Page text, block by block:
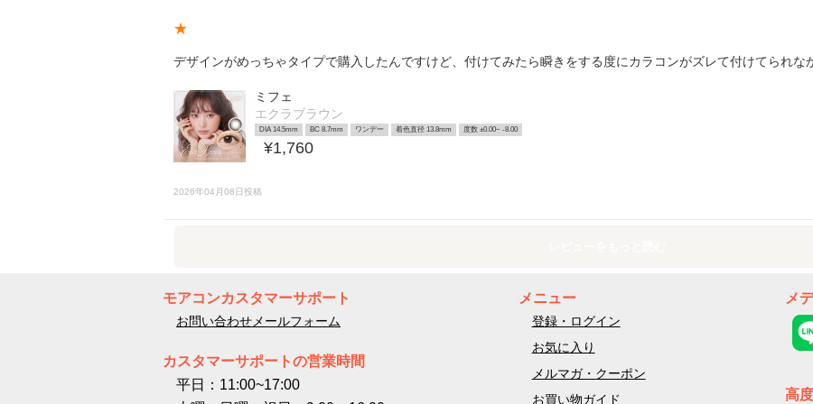
★
デザインがめっちゃタイプで購入したんですけど、付けてみたら瞬きをする度にカラコンがズレて付けてられな
ミフェ
エクラブラウン
DIA 14.5mm BC 8.7mm ワンデー 着色直径 13.8mm 度数 ±0.00~ -8.00
¥1,760
2026年04月08日投稿
モアコンカスタマーサポート
お問い合わせメールフォーム
カスタマーサポートの営業時間
平日：11:00~17:00
メニュー
登録・ログイン
お気に入り
メルマガ・クーポン
お買い物ガイド
メ
高